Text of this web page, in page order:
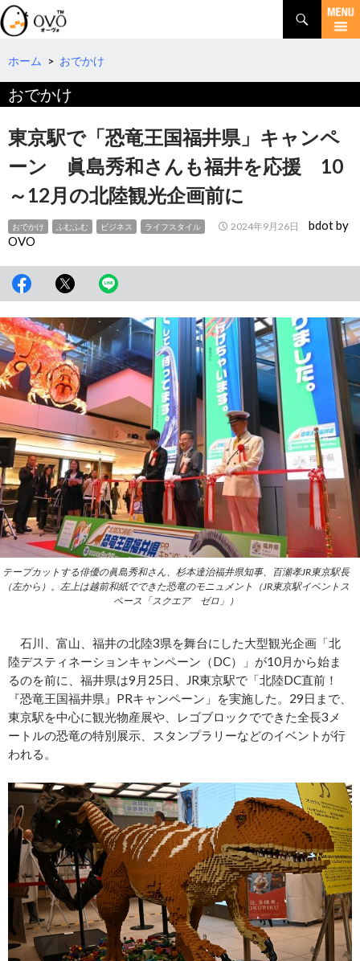
検
索
コ
テ
ツ
へ
移
動
ホーム > おでかけ
おでかけ
東京駅で「恐竜王国福井県」キャンペ
ーン 眞島秀和さんも福井を応援 10
～12月の北陸観光企画前に
おでかけ ふむふむ ビジネス ライフスタイル 2024年9月26日
bdot by
OVO
テープカットする俳優の眞島秀和さん、杉本達治福井県知事、百瀬孝JR東京駅長
（左から）。左上は越前和紙でできた恐竜のモニュメント（JR東京駅イベントス
ペース「スクエア ゼロ」）
石川、富山、福井の北陸3県を舞台にした大型観光企画「北
陸デスティネーションキャンペーン（DC）」が10月から始ま
るのを前に、福井県は9月25日、JR東京駅で「北陸DC直前！
『恐竜王国福井県』PRキャンペーン」を実施した。29日まで、
東京駅を中心に観光物産展や、レゴブロックでできた全長3メ
ートルの恐竜の特別展示、スタンプラリーなどのイベントが行
われる。